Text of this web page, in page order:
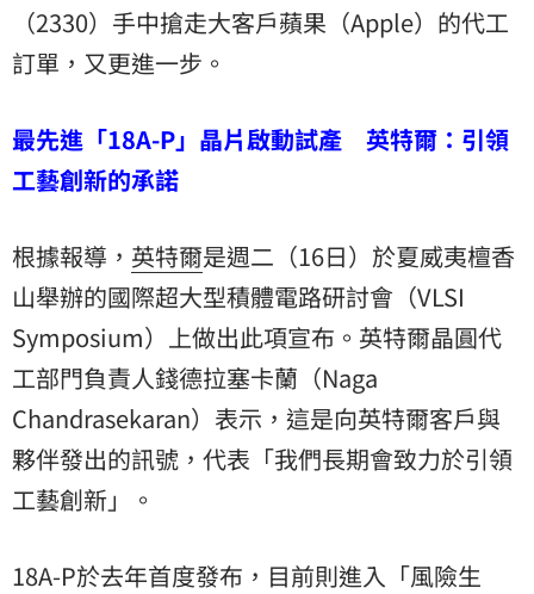
（2330）手中搶走大客戶蘋果（Apple）的代工
訂單，又更進一步。
最先進「18A-P」晶片啟動試產 英特爾：引領
工藝創新的承諾
根據報導， 英特爾是週二（16日）於夏威夷檀香
山舉辦的國際超大型積體電路研討會（VLSI
Symposium）上做出此項宣布。英特爾晶圓代
工部門負責人錢德拉塞卡蘭（Naga
Chandrasekaran）表示，這是向英特爾客戶與
夥伴發出的訊號，代表「我們長期會致力於引領
工藝創新」。
18A-P於去年首度發布，目前則進入「風險生